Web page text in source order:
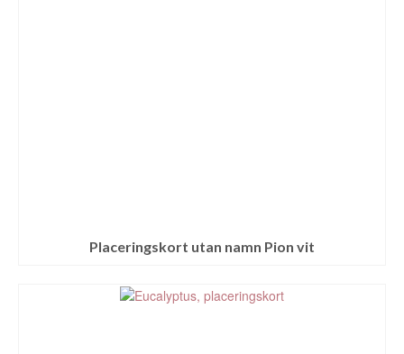
Placeringskort utan namn Pion vit